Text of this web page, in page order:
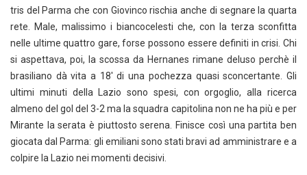
tris del Parma che con Giovinco rischia anche di segnare la quarta
rete. Male, malissimo i biancocelesti che, con la terza sconfitta
nelle ultime quattro gare, forse possono essere definiti in crisi. Chi
si aspettava, poi, la scossa da Hernanes rimane deluso perchè il
brasiliano dà vita a 18′ di una pochezza quasi sconcertante. Gli
ultimi minuti della Lazio sono spesi, con orgoglio, alla ricerca
almeno del gol del 3-2 ma la squadra capitolina non ne ha più e per
Mirante la serata è piuttosto serena. Finisce così una partita ben
giocata dal Parma: gli emiliani sono stati bravi ad amministrare e a
colpire la Lazio nei momenti decisivi.